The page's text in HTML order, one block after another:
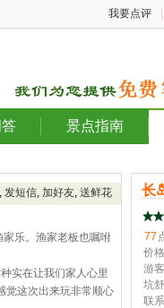
我要点评
景点指南
, 发短信, 加好友, 送鲜花
乐。渔家老板也嘱咐
实在让我们家人心里
觉这次出来玩非常顺心
长
77
价
游
坑
联